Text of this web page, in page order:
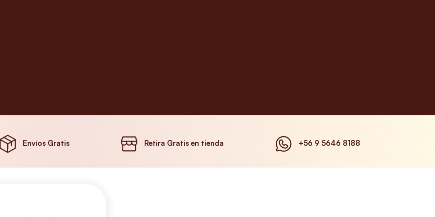
Envíos Gratis Retira Gratis en tienda +56 9 5646 8188